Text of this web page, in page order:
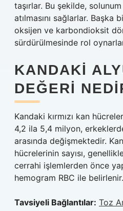
taşırlar. Bu şekilde,
atılmasını sağlarlar.
oksijen ve karbondioksit
sürdürülmesinde rol
KANDAKI
DEĞERI
Kandaki kırmızı kan
4,2 ila 5,4 milyon,
arasında değişmektedir.
hücrelerinin sayısı,
cerrahi işlemlerden önce
hemogram RBC ile belirlenir.
Tavsiyeli Bağlantılar: Toz